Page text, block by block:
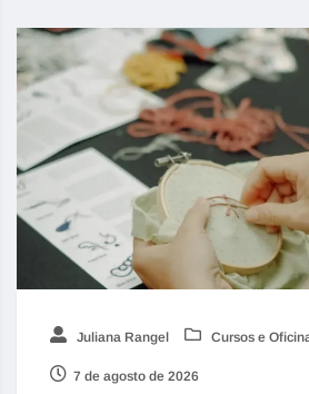
Juliana Rangel Cursos e
7 de agosto de 2026